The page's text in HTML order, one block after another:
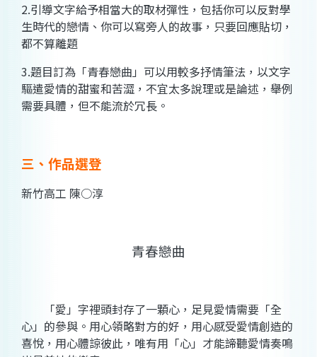
2.引導文字給予相當大的取材彈性，包括你可以反對學
生時代的戀情、你可以寫旁人的故事，只要回應貼切，
都不算離題
3.題目訂為「青春戀曲」可以用較多抒情筆法，以文字
驅遣愛情的甜蜜和苦澀，不宜太多說理或是論述，舉例
需要具體，但不能流於冗長。
三、作品選登
新竹高工 陳○淳
青春戀曲
「愛」字裡頭封存了一顆心，足見愛情需要「全
心」的參與。用心領略對方的好，用心感受愛情創造的
喜悅，用心體諒彼此，唯有用「心」才能諦聽愛情奏鳴